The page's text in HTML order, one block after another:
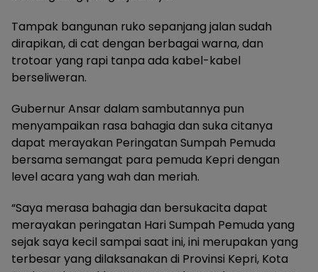
Tampak bangunan ruko sepanjang jalan sudah
dirapikan, di cat dengan berbagai warna, dan
trotoar yang rapi tanpa ada kabel-kabel
berseliweran.
Gubernur Ansar dalam sambutannya pun
menyampaikan rasa bahagia dan suka citanya
dapat merayakan Peringatan Sumpah Pemuda
bersama semangat para pemuda Kepri dengan
level acara yang wah dan meriah.
“Saya merasa bahagia dan bersukacita dapat
merayakan peringatan Hari Sumpah Pemuda yang
sejak saya kecil sampai saat ini, ini merupakan yang
terbesar yang dilaksanakan di Provinsi Kepri, Kota